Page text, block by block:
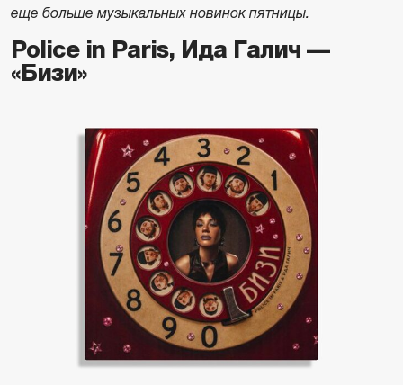
еще больше музыкальных новинок пятницы.
Police in Paris, Ида Галич —
«Бизи»